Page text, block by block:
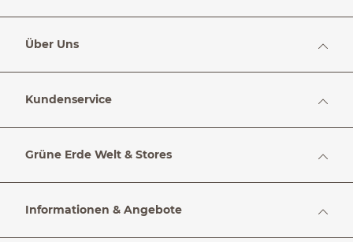
Über Uns
Kundenservice
Grüne Erde Welt & Stores
Informationen & Angebote